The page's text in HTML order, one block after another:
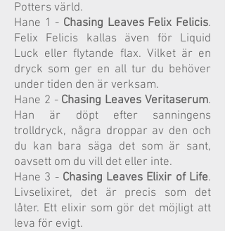
Potters värld.
Hane 1 - Chasing Leaves Felix Felicis.
Felix Felicis kallas även för Liquid
Luck eller flytande flax. Vilket är en
dryck som ger en all tur du behöver
under tiden den är verksam.
Hane 2 - Chasing Leaves Veritaserum.
Han är döpt efter sanningens
trolldryck, några droppar av den och
du kan bara säga det som är sant,
oavsett om du vill det eller inte.
Hane 3 - Chasing Leaves Elixir of Life.
Livselixiret, det är precis som det
låter. Ett elixir som gör det möjligt att
leva för evigt.